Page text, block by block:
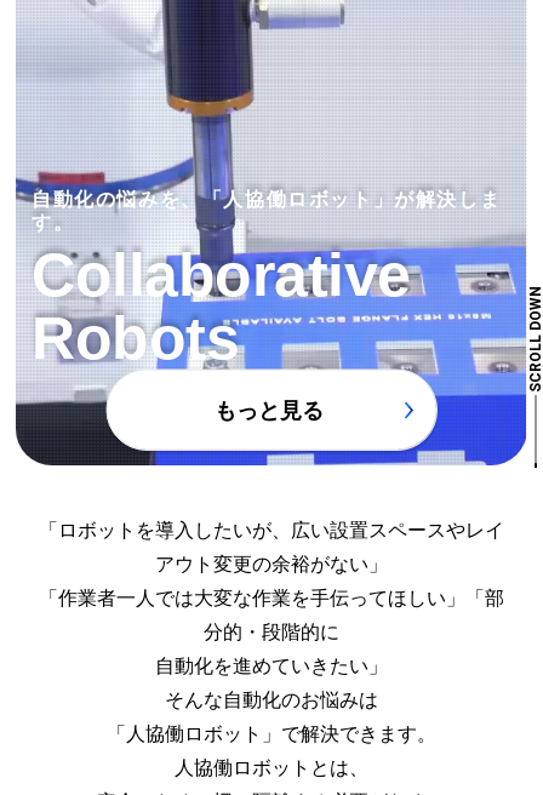
塗装
ねじ締め
アーク溶接
運用支援
パッケージの一覧を見る
グリッパ
ねじ締め
研磨・研削・バリ取り
センサー
力覚センサー
2Dビジョンセンサー
2.5Dビジョンシステム
3Dビジョンセンサー
安全センサー
その他
ツールチェンジャー
ケーブルアクセサリ
ロボット用架台
昇降装置
ロボット台車（AGV）
プログラミングペンダント用保護カバー
業界・用途
業界別・用途別のソリューションから最適な人協働ロボッ
トを探します
業界別ソリューション一覧を見る
自動車・自動車部品
液晶製造
金属加工
搬送装置
射出・成形
電気・電子
食品製造
鉄鋼
建設・住宅
用途別ソリューション一覧を見る
組立・ねじ締め・マシンテンディング
仕分け・梱包
搬送・荷積み・パレタイズ等
人協働ロボットのソリューションをもっと見る
ロボットを探す
可搬質量や最大リーチから最適な人協働ロボットを探しま
す
各製品の特長・仕様を見る [機種名：可搬質量 / 最大リー
チ / 仕様]
HC35：35kg可搬 / 2030ｍｍ / 防じん・防滴
HC10DTP：10kg可搬 / 1379ｍｍ / 標準
HC10DTP ：10kg可搬 / 1379ｍｍ / 防じん・防滴
HC10DTFP：10kg可搬 / 1379ｍｍ / 食品仕様
HC10DTPハンドキャリータイプ：10kg可搬 / 1379ｍｍ / 標
準/防じん・防滴
HC20SDTP：20kg可搬 / 1412mm / 防じん・防滴
HC30PL：30kg可搬 / 1600mm / 防じん・防滴
カタログダウンロード お問い合わせ
自動化の悩みを、「人協働ロボット」が解決しま
す。
Collaborative
Robots
もっと見る
SCROLL DOWN
「ロボットを導入したいが、広い設置スペースやレイ
アウト変更の余裕がない」
「作業者一人では大変な作業を手伝ってほしい」「部
分的・段階的に
自動化を進めていきたい」
そんな自動化のお悩みは
「人協働ロボット」で解決できます。
人協働ロボットとは、